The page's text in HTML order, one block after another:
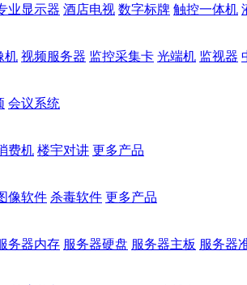
业显示器 酒店电视 数字标牌 触控一体机
机 视频服务器 监控采集卡 光端机 监视器
会议系统
费机 楼宇对讲 更多产品
像软件 杀毒软件 更多产品
务器内存 服务器硬盘 服务器主板 服务器